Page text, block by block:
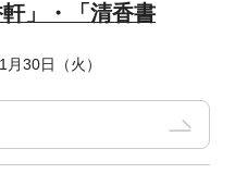
」・「清香書
30日（火）